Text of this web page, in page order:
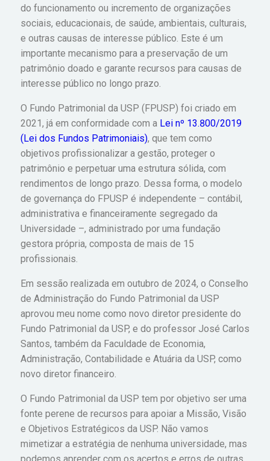
do funcionamento ou incremento de organizações
sociais, educacionais, de saúde, ambientais, culturais,
e outras causas de interesse público. Este é um
importante mecanismo para a preservação de um
patrimônio doado e garante recursos para causas de
interesse público no longo prazo.
O Fundo Patrimonial da USP (FPUSP) foi criado em
2021, já em conformidade com a Lei nº 13.800/2019
(Lei dos Fundos Patrimoniais), que tem como
objetivos profissionalizar a gestão, proteger o
patrimônio e perpetuar uma estrutura sólida, com
rendimentos de longo prazo. Dessa forma, o modelo
de governança do FPUSP é independente – contábil,
administrativa e financeiramente segregado da
Universidade –, administrado por uma fundação
gestora própria, composta de mais de 15
profissionais.
Em sessão realizada em outubro de 2024, o Conselho
de Administração do Fundo Patrimonial da USP
aprovou meu nome como novo diretor presidente do
Fundo Patrimonial da USP, e do professor José Carlos
Santos, também da Faculdade de Economia,
Administração, Contabilidade e Atuária da USP, como
novo diretor financeiro.
O Fundo Patrimonial da USP tem por objetivo ser uma
fonte perene de recursos para apoiar a Missão, Visão
e Objetivos Estratégicos da USP. Não vamos
mimetizar a estratégia de nenhuma universidade, mas